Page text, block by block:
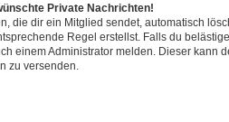
Private Nachrichten!
die dir ein Mitglied sendet, automatisch
Regel erstellst. Falls du
einem Administrator melden. Dieser kann
zu versenden.